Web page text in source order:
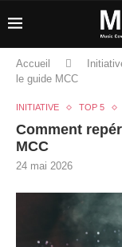
Accueil
le guide MCC
INITIATIVE TOP 5
Comment
MCC
24 mai 2026